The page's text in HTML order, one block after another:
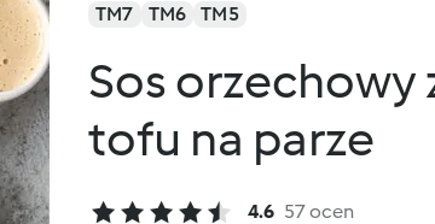
TM7 TM6 TM5
Sos orzechowy
tofu na parze
4.6 57 ocen